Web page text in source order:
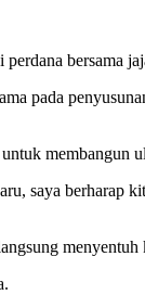
bersama
pada
membangun
saya berharap